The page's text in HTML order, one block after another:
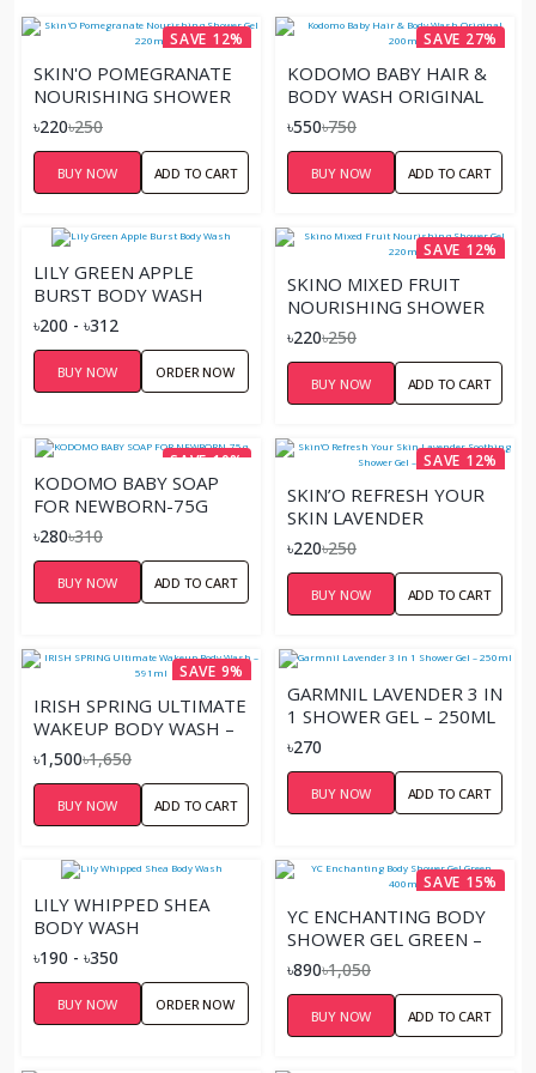
SAVE 12%
SKIN'O POMEGRANATE
NOURISHING SHOWER
GEL 220ML
৳220৳250
BUY NOW ADD TO CART
SAVE 27%
KODOMO BABY HAIR &
BODY WASH ORIGINAL
200ML
৳550৳750
BUY NOW ADD TO CART
LILY GREEN APPLE
BURST BODY WASH
৳200 - ৳312
BUY NOW ORDER NOW
SAVE 12%
SKINO MIXED FRUIT
NOURISHING SHOWER
GEL 220ML
৳220৳250
BUY NOW ADD TO CART
SAVE 10%
KODOMO BABY SOAP
FOR NEWBORN-75G
৳280৳310
BUY NOW ADD TO CART
SAVE 12%
SKIN’O REFRESH YOUR
SKIN LAVENDER
SOOTHING SHOWER
৳220৳250
BUY NOW ADD TO CART
SAVE 9%
IRISH SPRING ULTIMATE
WAKEUP BODY WASH –
591ML
৳1,500৳1,650
BUY NOW ADD TO CART
GARMNIL LAVENDER 3 IN
1 SHOWER GEL – 250ML
৳270
BUY NOW ADD TO CART
LILY WHIPPED SHEA
BODY WASH
৳190 - ৳350
BUY NOW ORDER NOW
SAVE 15%
YC ENCHANTING BODY
SHOWER GEL GREEN –
400ML
৳890৳1,050
BUY NOW ADD TO CART